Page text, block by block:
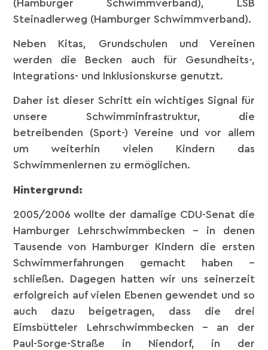
(Hamburger Schwimmverband), LSB
Steinadlerweg (Hamburger Schwimmverband).
Neben Kitas, Grundschulen und Vereinen
werden die Becken auch für Gesundheits-,
Integrations- und Inklusionskurse genutzt.
Daher ist dieser Schritt ein wichtiges Signal für
unsere Schwimminfrastruktur, die
betreibenden (Sport-) Vereine und vor allem
um weiterhin vielen Kindern das
Schwimmenlernen zu ermöglichen.
Hintergrund:
2005/2006 wollte der damalige CDU-Senat die
Hamburger Lehrschwimmbecken – in denen
Tausende von Hamburger Kindern die ersten
Schwimmerfahrungen gemacht haben –
schließen. Dagegen hatten wir uns seinerzeit
erfolgreich auf vielen Ebenen gewendet und so
auch dazu beigetragen, dass die drei
Eimsbütteler Lehrschwimmbecken – an der
Paul-Sorge-Straße in Niendorf, in der